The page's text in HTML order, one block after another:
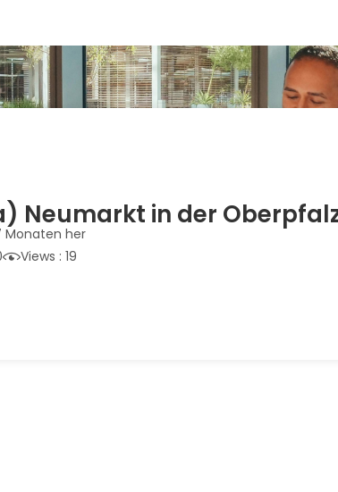
Neumarkt in der
Monaten her
Views : 19